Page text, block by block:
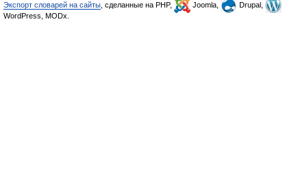
Экспорт словарей на сайты , сделанные на PHP, Joomla,
Drupal,
WordPress, MODx.